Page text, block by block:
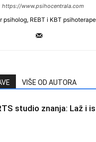
https://www.psihocentrala.com
psiholog, REBT i KBT
VIŠE OD AUTORA
studio znanja: Laž i